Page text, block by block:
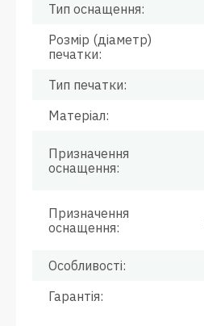
Тип оснащення:
Розмір (діаметр)
печатки:
Тип печатки:
Матеріал:
Призначення
оснащення:
Призначення
оснащення:
Особливості:
Гарантія: